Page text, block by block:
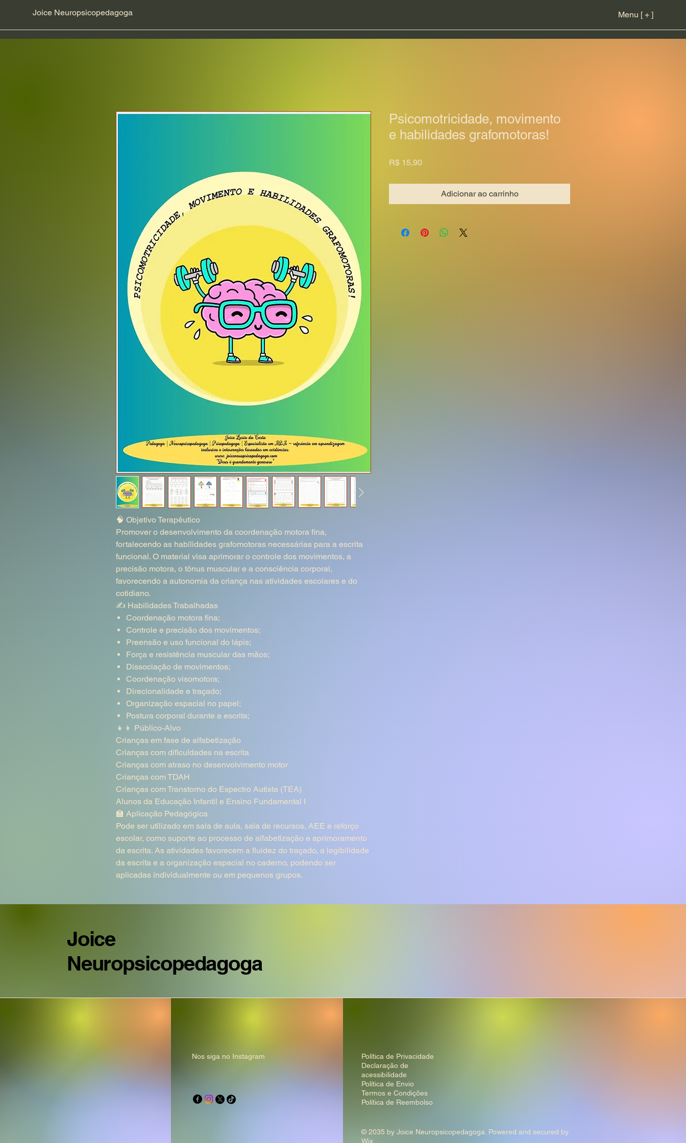
Joice Neuropsicopedagoga Menu [ + ]
🧠 Objetivo Terapêutico
Promover o desenvolvimento da coordenação motora fina,
fortalecendo as habilidades grafomotoras necessárias para a escrita
funcional. O material visa aprimorar o controle dos movimentos, a
precisão motora, o tônus muscular e a consciência corporal,
favorecendo a autonomia da criança nas atividades escolares e do
cotidiano.
✍️ Habilidades Trabalhadas
Coordenação motora fina;
Controle e precisão dos movimentos;
Preensão e uso funcional do lápis;
Força e resistência muscular das mãos;
Dissociação de movimentos;
Coordenação visomotora;
Direcionalidade e traçado;
Organização espacial no papel;
Postura corporal durante a escrita;
👧👦 Público-Alvo
Crianças em fase de alfabetização
Crianças com dificuldades na escrita
Crianças com atraso no desenvolvimento motor
Crianças com TDAH
Crianças com Transtorno do Espectro Autista (TEA)
Alunos da Educação Infantil e Ensino Fundamental I
🏫 Aplicação Pedagógica
Pode ser utilizado em sala de aula, sala de recursos, AEE e reforço
escolar, como suporte ao processo de alfabetização e aprimoramento
da escrita. As atividades favorecem a fluidez do traçado, a legibilidade
da escrita e a organização espacial no caderno, podendo ser
aplicadas individualmente ou em pequenos grupos.
Psicomotricidade, movimento
e habilidades grafomotoras!
R$ 15,90Preço
Adicionar ao carrinho
Joice
Neuropsicopedagoga
Nos siga no Instagram​
Política de Privacidade
Declaração de
acessibilidade
Política de Envio
Termos e Condições
Política de Reembolso
© 2035 by Joice Neuropsicopedagoga. Powered and secured by
Wix